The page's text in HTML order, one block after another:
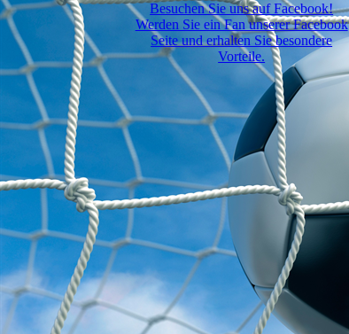
Besuchen Sie uns auf Facebook!
Werden Sie ein Fan unserer Facebook
Seite und erhalten Sie besondere
Vorteile.